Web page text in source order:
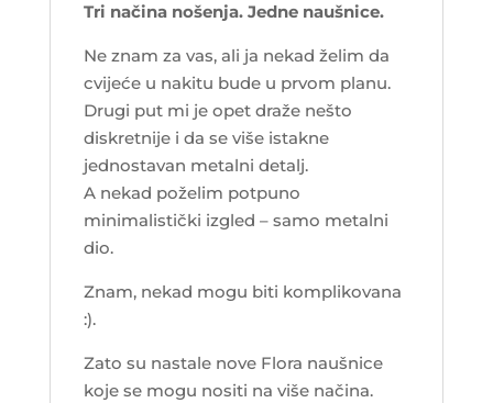
Tri načina nošenja. Jedne naušnice.
Ne znam za vas, ali ja nekad želim da
cvijeće u nakitu bude u prvom planu.
Drugi put mi je opet draže nešto
diskretnije i da se više istakne
jednostavan metalni detalj.
A nekad poželim potpuno
minimalistički izgled – samo metalni
dio.
Znam, nekad mogu biti komplikovana
:).
Zato su nastale nove Flora naušnice
koje se mogu nositi na više načina.